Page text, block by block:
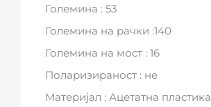
Големина : 53
Големина на рачки :140
Големина на мост : 16
Поларизираност : не
Материјал : Ацетатна пластика